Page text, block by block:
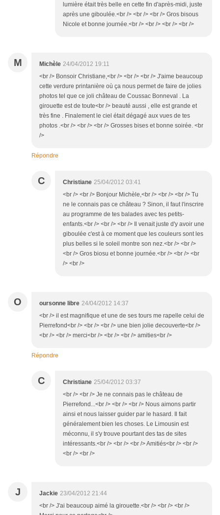
lumière était très belle en cette fin d'après-midi, juste
après une giboulée.<br /> <br /> <br /> Gros bisous
Nicole et bonne journée.<br /> <br /> <br /> <br />
M Michèle 24/04/2012 19:11
<br /> Bonsoir Christiane,<br /> <br /> <br /> J'aime beaucoup
cette verdure printanière où ça nous permet de faire de jolies
photos tel que ce joli château de Coussac Bonneval . La
girouette est de toute<br /> beauté aussi , elle est grande et
très fine . Finalement le ciel était dégagé aux vues de tes
photos .<br /> <br /> <br /> Grosses bises et bonne soirée. <br
/>
Répondre
C Christiane 25/04/2012 03:41
<br /> <br /> Bonjour Michèle,<br /> <br /> <br /> Tu
ne le connais pas ce château ? Sinon, il faut l'inscrire
au programme de tes balades avec tes petits-
enfants.<br /> <br /> <br /> Il venait juste d'y avoir une
giboulée c'est à ce moment que les couleurs sont les
plus belles si le soleil montre son nez.<br /> <br />
<br /> Gros biosu et bonne journée.<br /> <br /> <br
/> <br />
O oursonne libre 24/04/2012 14:37
<br /> il est magnifique et une de ses tours me rapelle celui de
Pierrefond<br /> <br /> <br /> une bien jolie decouverte<br />
<br /> <br /> merci<br /> <br /> <br /> amities<br />
Répondre
C Christiane 25/04/2012 03:37
<br /> <br /> Je ne connais pas le château de
Pierrefond...<br /> <br /> <br /> Nous aimons partir
ainsi et nous laisser guider par le hasard. Il fait
généralement bien les choses. Le Limousin est
méconnu, il s'y trouve pourtant des tas de sites
intéressants.<br /> <br /> <br /> Amitiés<br /> <br />
<br /> <br />
J Jackie 23/04/2012 21:44
<br /> J'ai beaucoup aimé la girouette.<br /> <br /> <br />